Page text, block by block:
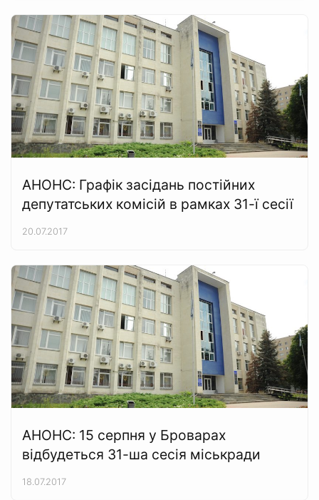
АНОНС: Графік засідань постійних
депутатських комісій в рамках 31-ї сесії
20.07.2017
АНОНС: 15 серпня у Броварах
відбудеться 31-ша сесія міськради
18.07.2017